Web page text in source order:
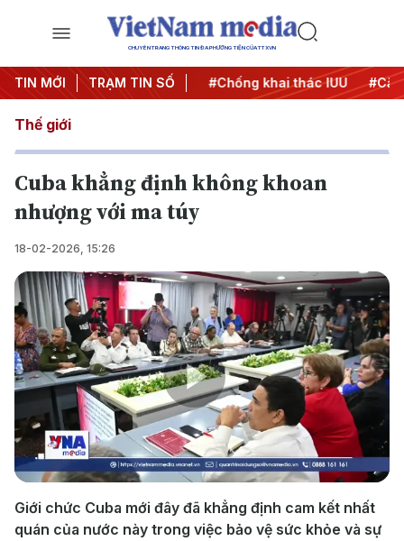
CHUYÊN TRANG THÔNG TIN ĐA PHƯƠNG TIỆN CỦA TTXVN
TIN MỚI TRẠM TIN SỐ
#Chiến dịch 500 ngày đêm #Chống khai thác IUU
Thế giới
Cuba khẳng định không khoan
nhượng với ma túy
18-02-2026, 15:26
Play
Video
Giới chức Cuba mới đây đã khẳng định cam kết nhất
quán của nước này trong việc bảo vệ sức khỏe và sự